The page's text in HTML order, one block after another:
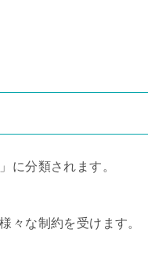
に分類されます。
々な制約を受けます。